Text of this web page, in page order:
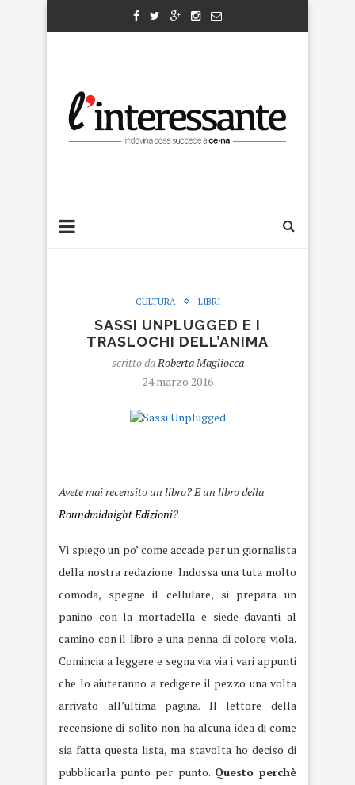
CULTURA LIBRI
SASSI UNPLUGGED E I
TRASLOCHI DELL’ANIMA
scritto da Roberta Magliocca
24 marzo 2016
Avete mai recensito un libro? E un libro della
Roundmidnight Edizioni?
Vi spiego un po’ come accade per un giornalista
della nostra redazione. Indossa una tuta molto
comoda, spegne il cellulare, si prepara un
panino con la mortadella e siede davanti al
camino con il libro e una penna di colore viola.
Comincia a leggere e segna via via i vari appunti
che lo aiuteranno a redigere il pezzo una volta
arrivato all’ultima pagina. Il lettore della
recensione di solito non ha alcuna idea di come
sia fatta questa lista, ma stavolta ho deciso di
pubblicarla punto per punto. Questo perchè